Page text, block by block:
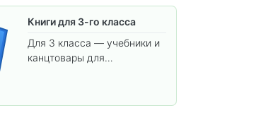
Книги для 3-го класса
Для 3 класса — учебники и
канцтовары для